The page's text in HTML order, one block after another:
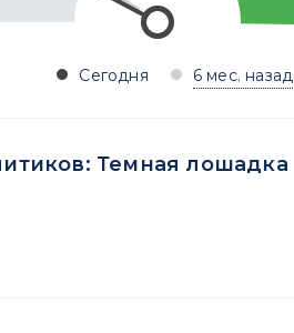
Сегодня 6 мес. назад
Темная лошадка